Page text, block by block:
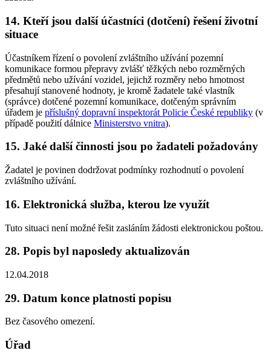
14. Kteří jsou další účastníci (dotčení) řešení životní
situace
Účastníkem řízení o povolení zvláštního užívání pozemní
komunikace formou přepravy zvlášť těžkých nebo rozměrných
předmětů nebo užívání vozidel, jejichž rozměry nebo hmotnost
přesahují stanovené hodnoty, je kromě žadatele také vlastník
(správce) dotčené pozemní komunikace, dotčeným správním
úřadem je příslušný dopravní inspektorát Policie České republiky (v
případě použití dálnice Ministerstvo vnitra).
15. Jaké další činnosti jsou po žadateli požadovány
Žadatel je povinen dodržovat podmínky rozhodnutí o povolení
zvláštního užívání.
16. Elektronická služba, kterou lze využít
Tuto situaci není možné řešit zasláním žádosti elektronickou poštou.
28. Popis byl naposledy aktualizován
12.04.2018
29. Datum konce platnosti popisu
Bez časového omezení.
Úřad